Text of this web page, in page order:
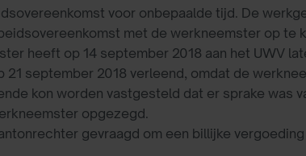
voor onbepaalde tijd. De
met de werkneemster op
heeft op 14 september 2018 aan het UWV
21 september 2018 verleend, omdat de
kon worden vastgesteld dat er sprake was
opgezegd.
gevraagd om een billijke